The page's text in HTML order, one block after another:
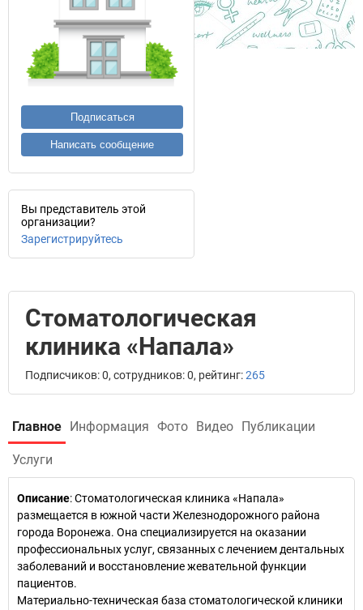
Подписаться
Написать сообщение
Вы представитель этой
организации?
Зарегистрируйтесь
Стоматологическая
клиника «Напала»
Подписчиков: 0, сотрудников: 0, рейтинг:265
Главное Информация Фото Видео Публикации
Услуги
Описание: Стоматологическая клиника «Напала»
размещается в южной части Железнодорожного района
города Воронежа. Она специализируется на оказании
профессиональных услуг, связанных с лечением дентальных
заболеваний и восстановление жевательной функции
пациентов.
Материально-техническая база стоматологической клиники